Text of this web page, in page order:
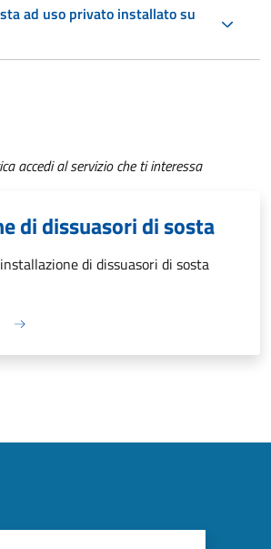
ad uso privato installato su
accedi al servizio che ti interessa
di dissuasori di sosta
di dissuasori di sosta